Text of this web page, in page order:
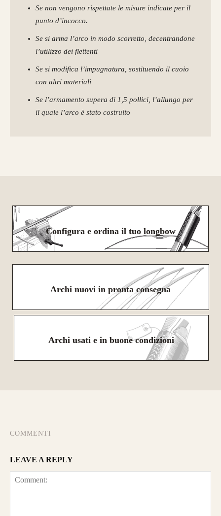
Se non vengono rispettate le misure indicate per il
punto d’incocco.
Se si arma l’arco in modo scorretto, decentrandone
l’utilizzo dei flettenti
Se si modifica l’impugnatura, sostituendo il cuoio
con altri materiali
Se l’armamento supera di 1,5 pollici, l’allungo per
il quale l’arco è stato costruito
Configura e ordina il tuo longbow
Archi nuovi in pronta consegna
Archi usati e in buone condizioni
COMMENTI
LEAVE A REPLY